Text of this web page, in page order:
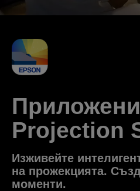
Projection
Изживейте
на прожекцията.
моменти.